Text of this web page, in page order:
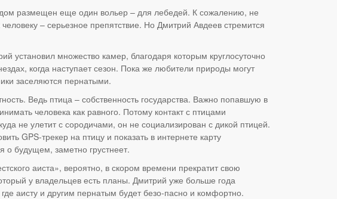
размещен еще один вольер – для лебедей. К сожалению, не
– серьезное препятствие. Но Дмитрий Авдеев стремится
установил множество камер, благодаря которым круглосуточно
когда наступает сезон. Пока же любители природы могут
заселяются пернатыми.
Ведь птица – собственность государства. Важно попавшую в
человека как равного. Потому контакт с птицами
не улетит с сородичами, он не социализирован с дикой птицей.
GPS-трекер на птицу и показать в интернете карту
о будущем, заметно грустнеет.
аиста», вероятно, в скором времени прекратит свою
у владельцев есть планы. Дмитрий уже больше года
аисту и другим пернатым будет безо-пасно и комфортно.